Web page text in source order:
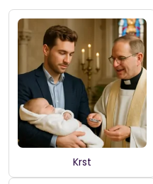
Krst